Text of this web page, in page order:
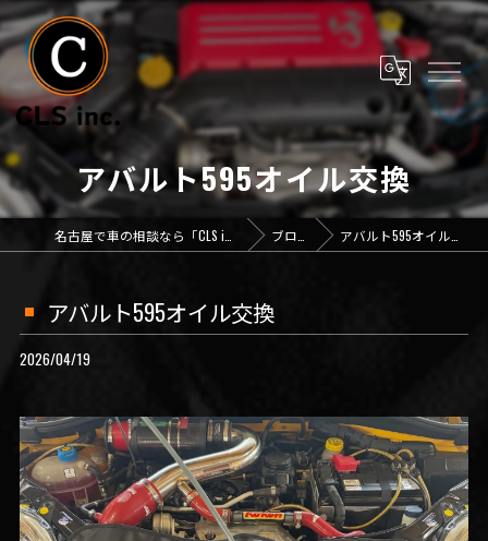
アバルト595オイル交換
ブログ アバルト595オイル交換
アバルト595オイル交換
2026/04/19